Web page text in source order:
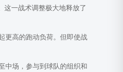
这一战术调整极大地释放了
更高的跑动负荷。但即使战
中场，参与到球队的组织和